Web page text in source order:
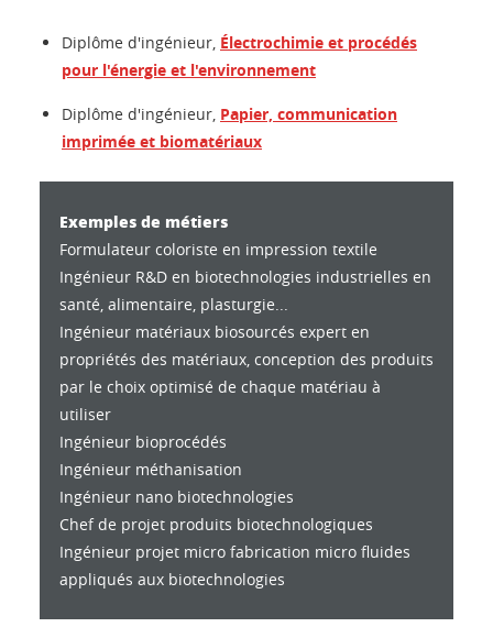
Diplôme d'ingénieur, Électrochimie et procédés
pour l'énergie et l'environnement
Diplôme d'ingénieur, Papier, communication
imprimée et biomatériaux
Exemples de métiers
Formulateur coloriste en impression textile
Ingénieur R&D en biotechnologies industrielles en
santé, alimentaire, plasturgie...
Ingénieur matériaux biosourcés expert en
propriétés des matériaux, conception des produits
par le choix optimisé de chaque matériau à
utiliser
Ingénieur bioprocédés
Ingénieur méthanisation
Ingénieur nano biotechnologies
Chef de projet produits biotechnologiques
Ingénieur projet micro fabrication micro fluides
appliqués aux biotechnologies